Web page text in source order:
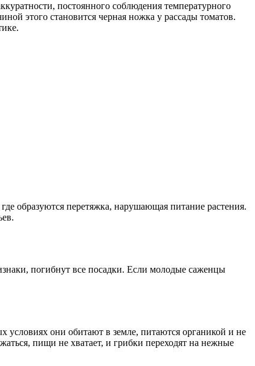
постоянного соблюдения температурного
этого становится черная ножка у рассады томатов.
образуются перетяжка, нарушающая питание растения.
погибнут все посадки. Если молодые саженцы
условиях они обитают в земле, питаются органикой и не
пищи не хватает, и грибки переходят на нежные